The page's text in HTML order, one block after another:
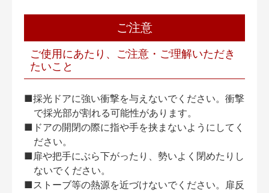
ご注意
ご使用にあたり、ご注意・ご理解いただき
たいこと
■採光ドアに強い衝撃を与えないでください。衝撃
で採光部が割れる可能性があります。
■ドアの開閉の際に指や手を挟まないようにしてく
ださい。
■扉や把手にぶら下がったり、勢いよく閉めたりし
ないでください。
■ストーブ等の熱源を近づけないでください。扉反